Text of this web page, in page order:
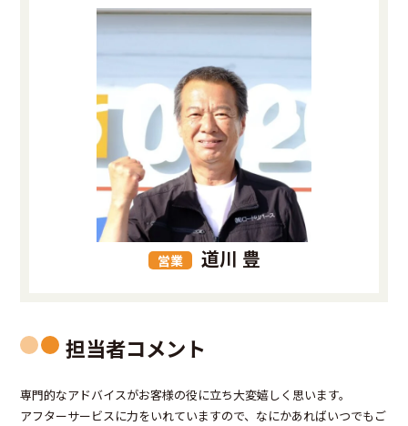
営業 道川 豊
担当者コメント
専門的なアドバイスがお客様の役に立ち大変嬉しく思います。
アフターサービスに力をいれていますので、なにかあればいつでもご